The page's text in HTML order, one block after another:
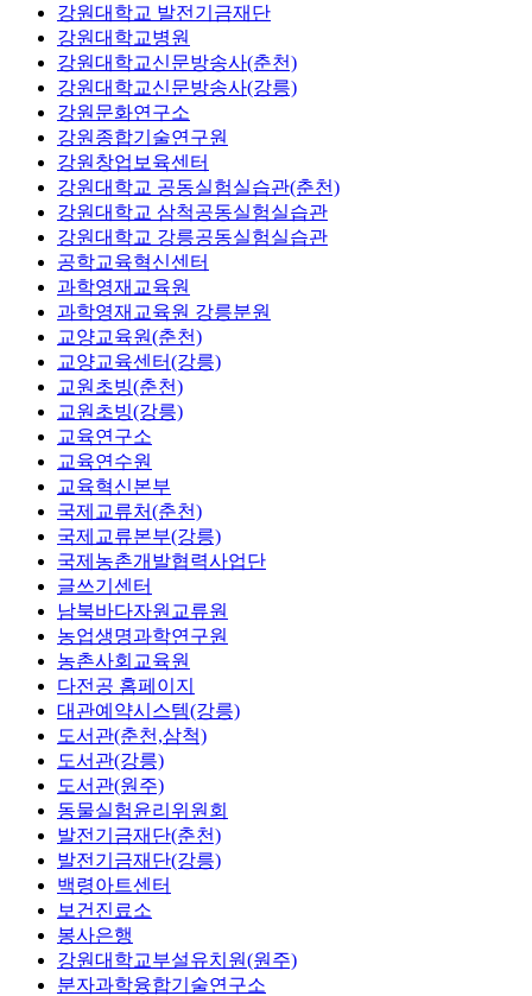
강원대학교 발전기금재단
강원대학교병원
강원대학교신문방송사(춘천)
강원대학교신문방송사(강릉)
강원문화연구소
강원종합기술연구원
강원창업보육센터
강원대학교 공동실험실습관(춘천)
강원대학교 삼척공동실험실습관
강원대학교 강릉공동실험실습관
공학교육혁신센터
과학영재교육원
과학영재교육원 강릉분원
교양교육원(춘천)
교양교육센터(강릉)
교원초빙(춘천)
교원초빙(강릉)
교육연구소
교육연수원
교육혁신본부
국제교류처(춘천)
국제교류본부(강릉)
국제농촌개발협력사업단
글쓰기센터
남북바다자원교류원
농업생명과학연구원
농촌사회교육원
다전공 홈페이지
대관예약시스템(강릉)
도서관(춘천,삼척)
도서관(강릉)
도서관(원주)
동물실험윤리위원회
발전기금재단(춘천)
발전기금재단(강릉)
백령아트센터
보건진료소
봉사은행
강원대학교부설유치원(원주)
분자과학융합기술연구소